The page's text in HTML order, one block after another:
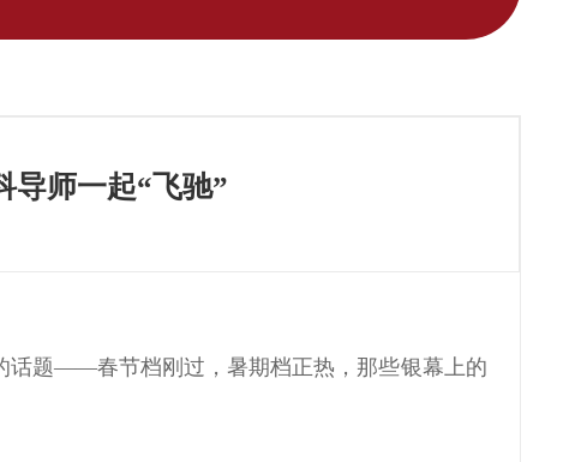
导师一起“飞驰”
话题——春节档刚过，暑期档正热，那些银幕上的